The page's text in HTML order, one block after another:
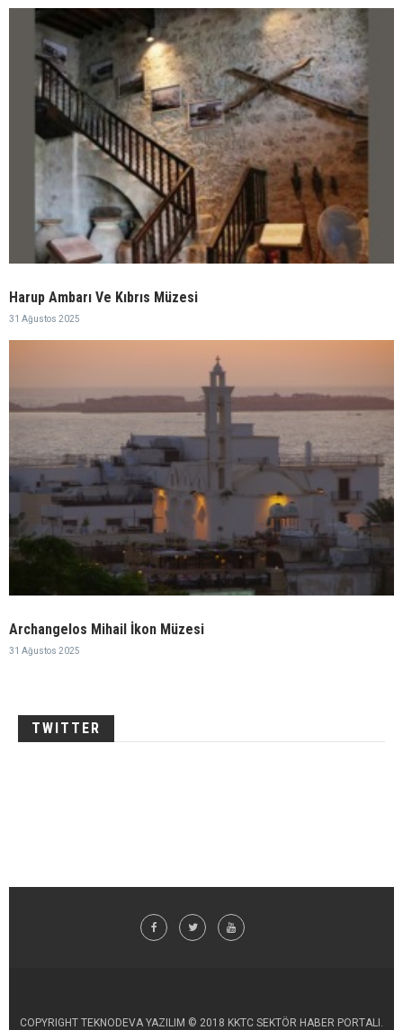
Harup Ambarı Ve Kıbrıs Müzesi
31 Ağustos 2025
Archangelos Mihail İkon Müzesi
31 Ağustos 2025
TWITTER
COPYRIGHT TEKNODEVA YAZILIM © 2018 KKTC SEKTÖR HABER PORTALI.